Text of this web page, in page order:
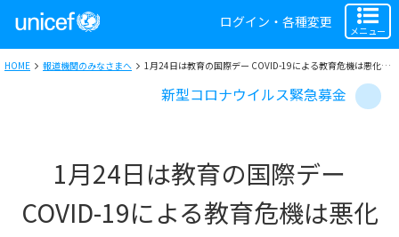
ログイン・各種変更
メニュー
HOME 報道機関のみなさまへ 1月24日は教育の国際デー COVID-19による教育危機は悪化の一途 学習損失は取り戻せない程に
新型コロナウイルス緊急募金
1月24日は教育の国際デー
COVID-19による教育危機は悪化